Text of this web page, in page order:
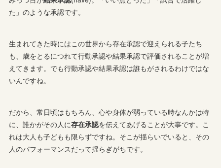
た」のような承認です。
生まれてきた時にはこの世界から存在承認で迎えられる子たち
も、歳をとるにつれて行動承認や結果承認で評価されることが増
えてきます。でも行動承認や結果承認は誰もがされるわけではな
いんですね。
だから、常日頃はもちろん、心や身体が弱っている時なんかは特
に、誰かがその人に存在承認を伝えてあげることが大事です。こ
れは大人も子どもも限らずですね。そこが揺らいでいると、その
人のパフォーマンスだって揺らぎがちです。